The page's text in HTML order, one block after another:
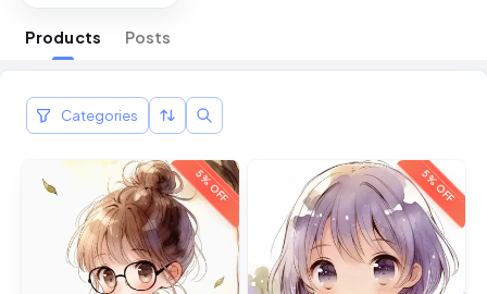
Products Posts
Categories
5% OFF 5% OFF